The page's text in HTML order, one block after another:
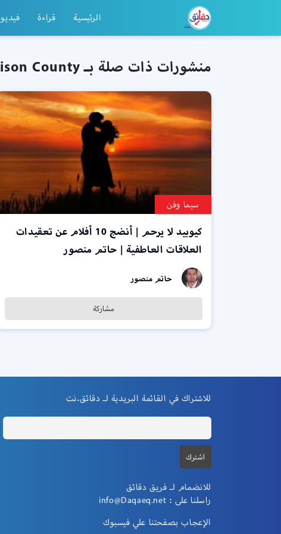
الرئيسية قراءة فيديو
منشورات ذات صلة بـ The Bridges of Madison County
سيما وفن
كيوبيد لا يرحم | أنضج 10 أفلام عن تعقيدات
العلاقات العاطفية | حاتم منصور
حاتم منصور
مشاركة
للاشتراك في القائمة البريدية لـ دقائق.نت
للانضمام لـ فريق دقائق
راسلنا على : info@Daqaeq.net
الإعجاب بصفحتنا علي فيسبوك